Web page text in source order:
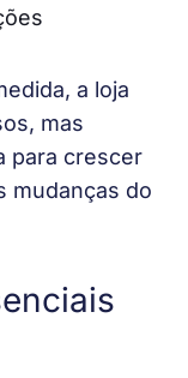
a loja
mas
para crescer
mudanças do